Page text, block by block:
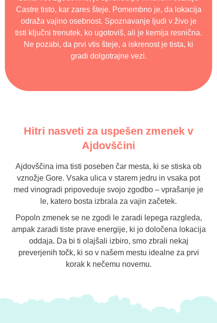
Castre tisto, kar zares šteje. Pomembno je, da lokacija
odraža vajino osebnost. Spoznavanje ljudi v živo je
tisti ključni trenutek, ko ugotoviš, ali je kemija resnična.
Ne pozabi, da prvi vtis šteje, a iskrenost je tista, ki
gradi dolgotrajne vezi.
Hitri nasveti za uspešen zmenek v
Ajdovščini
Ajdovščina ima tisti poseben čar mesta, ki se stiska ob
vznožje Gore. Vsaka ulica v starem jedru in vsaka pot
med vinogradi pripoveduje svojo zgodbo – vprašanje je
le, katero bosta izbrala za vajin začetek.
Popoln zmenek se ne zgodi le zaradi lepega razgleda,
ampak zaradi tiste prave energije, ki jo določena lokacija
oddaja. Da bi ti olajšali izbiro, smo zbrali nekaj
preverjenih točk, ki so v našem mestu idealne za prvi
korak k nečemu novemu.